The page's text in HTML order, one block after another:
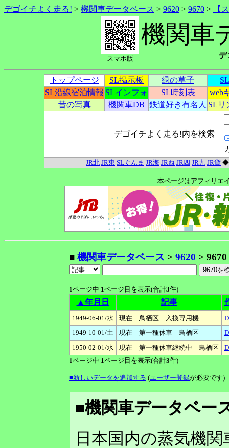
デゴイチよく走る! > 機関車データベース > 9620 > 9670 > 【
スマホ版
機関車
デ
トップページ SL掲示板 緑の草子
SL沿線宿泊情報 SLインフォ SL時刻表
web
昔の写真
機関車DB 鉄道好き有名人 SLリ
デゴイチよく走る!内を検索
JR北 JR東 SLぐんま JR海 JR西 JR四 JR九 JR貨
本ページはアフィリエ
■ 機関車データベース > 9620 > 9670
1ページ中 1ページ目を表示(合計3件)
▲年月日 記事
1949-06-01/水 現在 鳥栖区 入換専用機
1949-10-01/土
現在 第一種休車 鳥栖区
1950-02-01/水
現在 第一種休車継続中 鳥栖区
1ページ中 1ページ目を表示(合計3件)
■新しいデータを追加する (ユーザー登録が必要です)
■機関車データベー
日本国内の蒸気機